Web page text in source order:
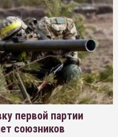
первой партии
союзников